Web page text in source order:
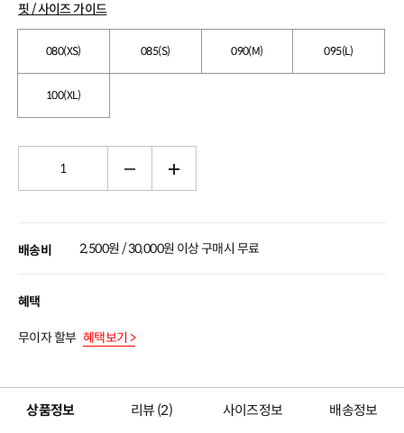
핏 / 사이즈 가이드
080(XS) 085(S) 090(M) 095(L)
100(XL)
배송비 2,500원 / 30,000원 이상 구매시 무료
혜택
무이자 할부 혜택보기 >
상품정보 리뷰 (2) 사이즈정보 배송정보